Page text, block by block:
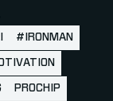
#IRONMAN
PROCHIP